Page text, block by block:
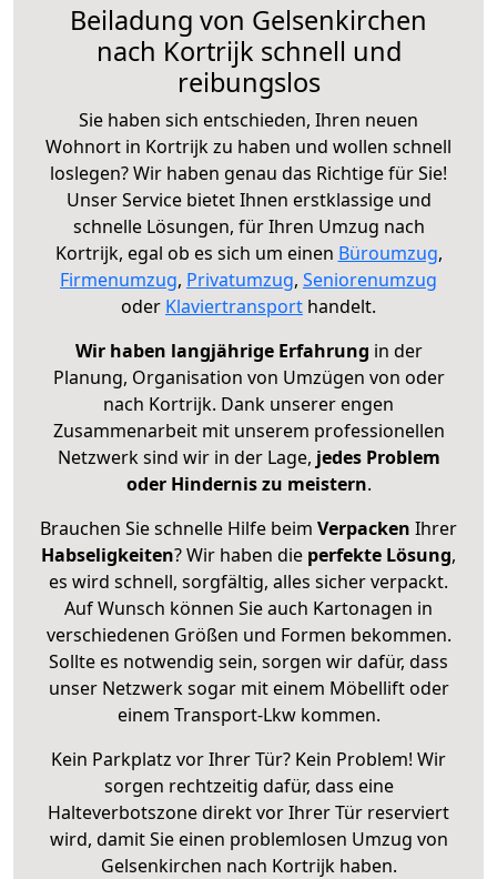
Beiladung von Gelsenkirchen
nach Kortrijk schnell und
reibungslos
Sie haben sich entschieden, Ihren neuen
Wohnort in Kortrijk zu haben und wollen schnell
loslegen? Wir haben genau das Richtige für Sie!
Unser Service bietet Ihnen erstklassige und
schnelle Lösungen, für Ihren Umzug nach
Kortrijk, egal ob es sich um einen Büroumzug,
Firmenumzug, Privatumzug, Seniorenumzug
oder Klaviertransport handelt.
Wir haben langjährige Erfahrung in der
Planung, Organisation von Umzügen von oder
nach Kortrijk. Dank unserer engen
Zusammenarbeit mit unserem professionellen
Netzwerk sind wir in der Lage, jedes Problem
oder Hindernis zu meistern.
Brauchen Sie schnelle Hilfe beim Verpacken Ihrer
Habseligkeiten? Wir haben die perfekte Lösung,
es wird schnell, sorgfältig, alles sicher verpackt.
Auf Wunsch können Sie auch Kartonagen in
verschiedenen Größen und Formen bekommen.
Sollte es notwendig sein, sorgen wir dafür, dass
unser Netzwerk sogar mit einem Möbellift oder
einem Transport-Lkw kommen.
Kein Parkplatz vor Ihrer Tür? Kein Problem! Wir
sorgen rechtzeitig dafür, dass eine
Halteverbotszone direkt vor Ihrer Tür reserviert
wird, damit Sie einen problemlosen Umzug von
Gelsenkirchen nach Kortrijk haben.